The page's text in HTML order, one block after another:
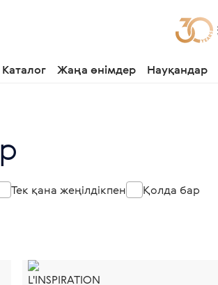
Каталог Жаңа өнімдер Науқандар
Тек қана жеңілдікпен Қолда бар